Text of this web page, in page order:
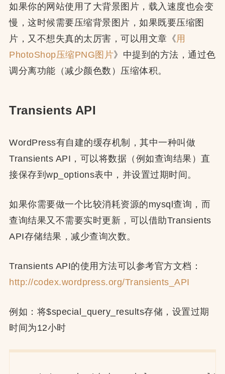
如果你的网站使用了大背景图片，载入速度也会变
慢，这时候需要压缩背景图片，如果既要压缩图
片，又不想失真的太厉害，可以用文章《用
PhotoShop压缩PNG图片》中提到的方法，通过色
调分离功能（减少颜色数）压缩体积。
Transients API
WordPress有自建的缓存机制，其中一种叫做
Transients API，可以将数据（例如查询结果）直
接保存到wp_options表中，并设置过期时间。
如果你需要做一个比较消耗资源的mysql查询，而
查询结果又不需要实时更新，可以借助Transients
API存储结果，减少查询次数。
Transients API的使用方法可以参考官方文档：
http://codex.wordpress.org/Transients_API
例如：将$special_query_results存储，设置过期
时间为12小时